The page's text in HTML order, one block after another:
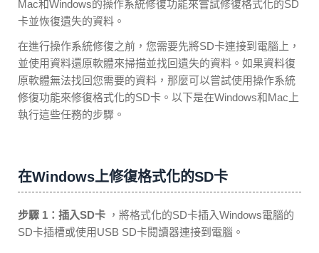
Mac和Windows的操作系統修復功能來嘗試修復格式化的SD
卡並恢復遺失的資料。
在進行操作系統修復之前，您需要先將SD卡連接到電腦上，
並使用資料還原軟體來掃描並找回遺失的資料。如果資料復
原軟體無法找回您需要的資料，那麼可以嘗試使用操作系統
修復功能來修復格式化的SD卡。以下是在Windows和Mac上
執行這些任務的步驟。
在Windows上修復格式化的SD卡
步驟 1：插入SD卡 ，將格式化的SD卡插入Windows電腦的
SD卡插槽或使用USB SD卡閱讀器連接到電腦。